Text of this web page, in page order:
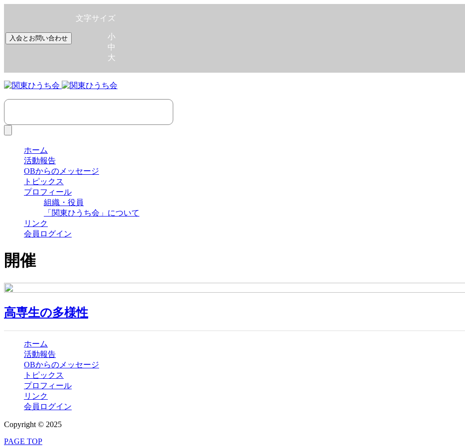
入会とお問い合わせ
文字サイズ
小
中
大
ホーム
活動報告
OBからのメッセージ
トピックス
プロフィール
組織・役員
「関東ひうち会」について
リンク
会員ログイン
開催
高専生の多様性
ホーム
活動報告
OBからのメッセージ
トピックス
プロフィール
リンク
会員ログイン
Copyright © 2025
PAGE TOP